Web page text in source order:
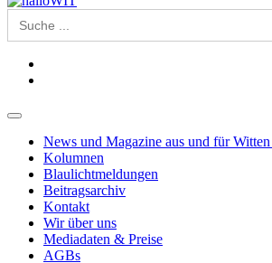
Search
for:
News und Magazine aus und für
Kolumnen
Blaulichtmeldungen
Beitragsarchiv
Kontakt
Wir über uns
Mediadaten & Preise
AGBs